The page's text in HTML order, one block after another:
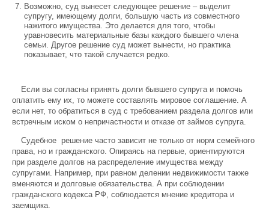
Возможно, суд вынесет следующее решение – выделит
супругу, имеющему долги, большую часть из совместного
нажитого имущества. Это делается для того, чтобы
уравновесить материальные базы каждого бывшего члена
семьи. Другое решение суд может вынести, но практика
показывает, что такой случается редко.
Если вы согласны принять долги бывшего супруга и помочь
оплатить ему их, то можете составлять мировое соглашение. А
если нет, то обратиться в суд с требованием раздела долгов или
встречным иском о непричастности и отказе от займов супруга.
Судебное решение часто зависит не только от норм семейного
права, но и гражданского. Опираясь на первые, ориентируются
при разделе долгов на распределение имущества между
супругами. Например, при равном делении недвижимости также
вменяются и долговые обязательства. А при соблюдении
гражданского кодекса РФ, соблюдается мнение кредитора и
заемщика.